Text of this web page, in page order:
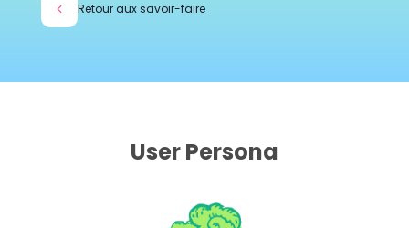
Retour aux savoir-faire
User Persona